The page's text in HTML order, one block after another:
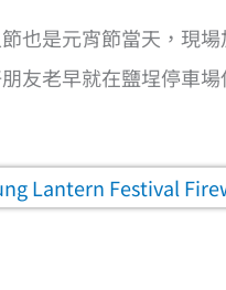
也是元宵節當天，現
朋友老早就在鹽埕停車